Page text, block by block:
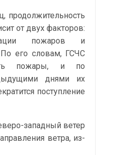
продолжительность
от двух факторов:
пожаров и
По его словам, ГСЧС
пожары, и по
днями их
поступление
западный ветер
ветра, из-